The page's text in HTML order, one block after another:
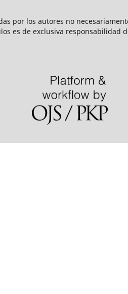
por los autores no
es de exclusiva responsabilidad